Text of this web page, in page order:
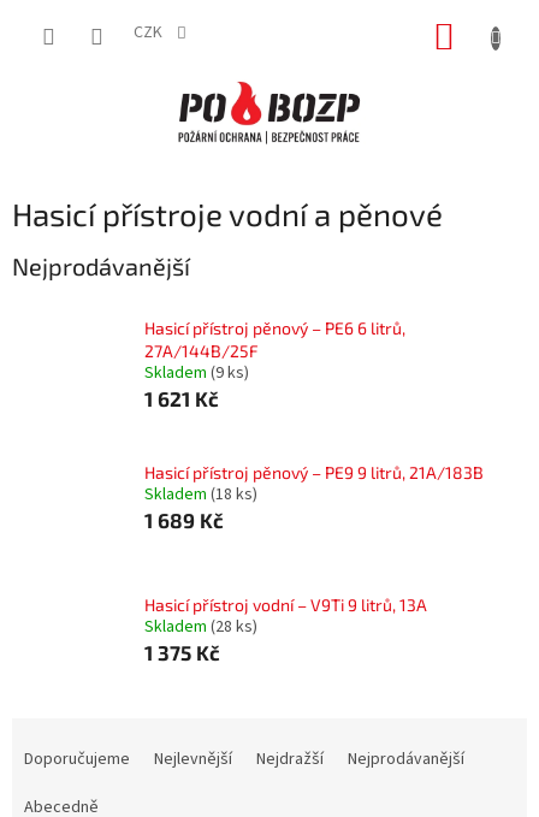
CZK
Hasicí přístroje vodní a pěnové
Nejprodávanější
Hasicí přístroj pěnový – PE6 6 litrů,
27A/144B/25F
Skladem (9 ks)
1 621 Kč
Hasicí přístroj pěnový – PE9 9 litrů, 21A/183B
Skladem (18 ks)
1 689 Kč
Hasicí přístroj vodní – V9Ti 9 litrů, 13A
Skladem (28 ks)
1 375 Kč
Doporučujeme Nejlevnější Nejdražší
Nejprodávanější
Abecedně